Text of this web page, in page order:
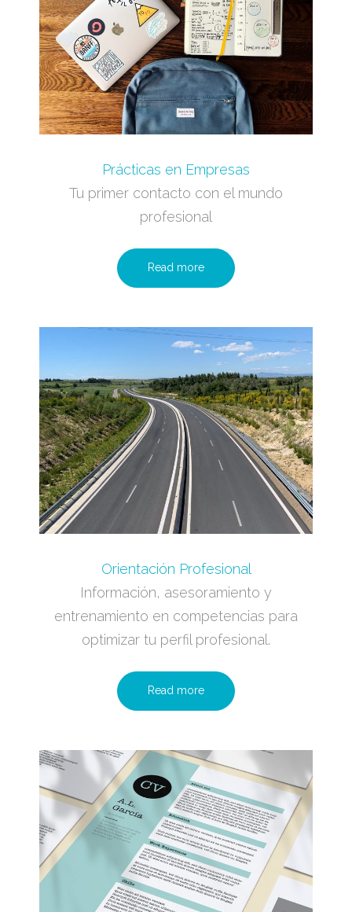
Prácticas en Empresas
Tu primer contacto con el mundo
profesional
Read more
Orientación Profesional
Información, asesoramiento y
entrenamiento en competencias para
optimizar tu perfil profesional.
Read more